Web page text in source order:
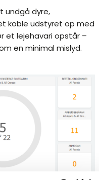
undgå dyre,
koble udstyret op med
et lejehavari opstår –
en minimal mislyd.